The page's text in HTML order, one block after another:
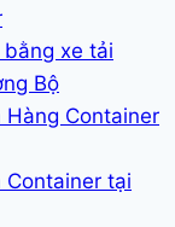
xe tải
Bộ
Hàng Container
Container tại